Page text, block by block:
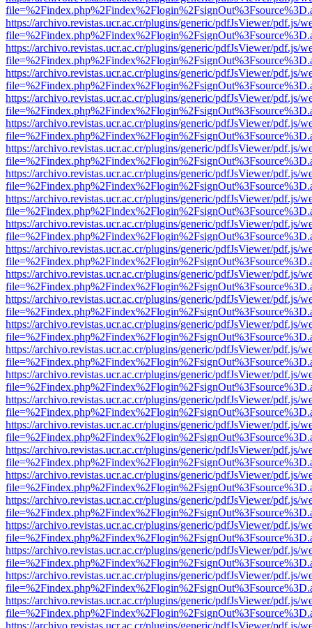
https://archivo.revistas.ucr.ac.cr/plugins/generic/pdfJsViewer/pdf.js/
https://archivo.revistas.ucr.ac.cr/plugins/generic/pdfJsViewer/pdf.js/
https://archivo.revistas.ucr.ac.cr/plugins/generic/pdfJsViewer/pdf.js/
https://archivo.revistas.ucr.ac.cr/plugins/generic/pdfJsViewer/pdf.js/
https://archivo.revistas.ucr.ac.cr/plugins/generic/pdfJsViewer/pdf.js/
https://archivo.revistas.ucr.ac.cr/plugins/generic/pdfJsViewer/pdf.js/
https://archivo.revistas.ucr.ac.cr/plugins/generic/pdfJsViewer/pdf.js/
https://archivo.revistas.ucr.ac.cr/plugins/generic/pdfJsViewer/pdf.js/
https://archivo.revistas.ucr.ac.cr/plugins/generic/pdfJsViewer/pdf.js/
https://archivo.revistas.ucr.ac.cr/plugins/generic/pdfJsViewer/pdf.js/
https://archivo.revistas.ucr.ac.cr/plugins/generic/pdfJsViewer/pdf.js/
https://archivo.revistas.ucr.ac.cr/plugins/generic/pdfJsViewer/pdf.js/
https://archivo.revistas.ucr.ac.cr/plugins/generic/pdfJsViewer/pdf.js/
https://archivo.revistas.ucr.ac.cr/plugins/generic/pdfJsViewer/pdf.js/
https://archivo.revistas.ucr.ac.cr/plugins/generic/pdfJsViewer/pdf.js/
https://archivo.revistas.ucr.ac.cr/plugins/generic/pdfJsViewer/pdf.js/
https://archivo.revistas.ucr.ac.cr/plugins/generic/pdfJsViewer/pdf.js/
https://archivo.revistas.ucr.ac.cr/plugins/generic/pdfJsViewer/pdf.js/
https://archivo.revistas.ucr.ac.cr/plugins/generic/pdfJsViewer/pdf.js/
https://archivo.revistas.ucr.ac.cr/plugins/generic/pdfJsViewer/pdf.js/
https://archivo.revistas.ucr.ac.cr/plugins/generic/pdfJsViewer/pdf.js/
https://archivo.revistas.ucr.ac.cr/plugins/generic/pdfJsViewer/pdf.js/
https://archivo.revistas.ucr.ac.cr/plugins/generic/pdfJsViewer/pdf.js/
https://archivo.revistas.ucr.ac.cr/plugins/generic/pdfJsViewer/pdf.js/
https://archivo.revistas.ucr.ac.cr/plugins/generic/pdfJsViewer/pdf.js/